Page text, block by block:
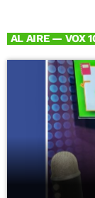
más. El registro se ha extendido hasta el
del
acion/inicio
de
AL AIRE — VOX